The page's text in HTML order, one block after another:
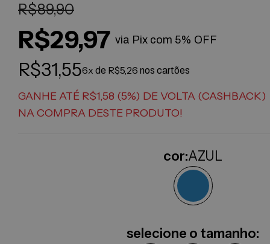
R$89,90
R$29,97 via Pix com 5% OFF
R$31,556x de R$5,26 nos cartões
GANHE ATÉ R$1,58 (5%) DE VOLTA (CASHBACK)
NA COMPRA DESTE PRODUTO!
cor:AZUL
selecione o tamanho: